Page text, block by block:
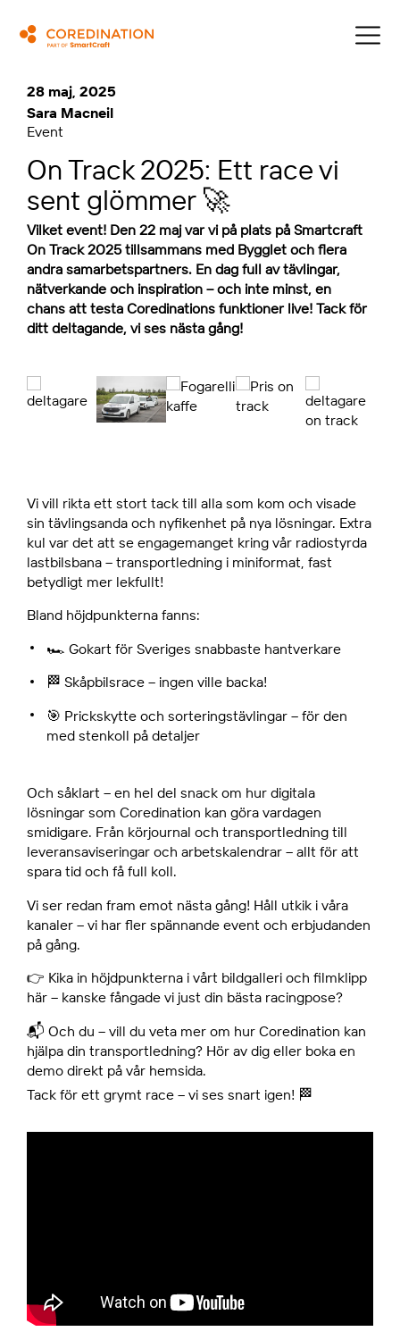
28 maj, 2025
Sara Macneil
Event
On Track 2025: Ett race vi
sent glömmer 🚀
Vilket event! Den 22 maj var vi på plats på Smartcraft
On Track 2025 tillsammans med Bygglet och flera
andra samarbetspartners. En dag full av tävlingar,
nätverkande och inspiration – och inte minst, en
chans att testa Coredinations funktioner live! Tack för
ditt deltagande, vi ses nästa gång!
Vi vill rikta ett stort tack till alla som kom och visade
sin tävlingsanda och nyfikenhet på nya lösningar. Extra
kul var det att se engagemanget kring vår radiostyrda
lastbilsbana – transportledning i miniformat, fast
betydligt mer lekfullt!
Bland höjdpunkterna fanns:
🏎️ Gokart för Sveriges snabbaste hantverkare
🏁 Skåpbilsrace – ingen ville backa!
🎯 Prickskytte och sorteringstävlingar – för den
med stenkoll på detaljer
Och såklart – en hel del snack om hur digitala
lösningar som Coredination kan göra vardagen
smidigare. Från körjournal och transportledning till
leveransaviseringar och arbetskalendrar – allt för att
spara tid och få full koll.
Vi ser redan fram emot nästa gång! Håll utkik i våra
kanaler – vi har fler spännande event och erbjudanden
på gång.
👉 Kika in höjdpunkterna i vårt bildgalleri och filmklipp
här – kanske fångade vi just din bästa racingpose?
📬 Och du – vill du veta mer om hur Coredination kan
hjälpa din transportledning? Hör av dig eller boka en
demo direkt på vår hemsida.
Tack för ett grymt race – vi ses snart igen! 🏁